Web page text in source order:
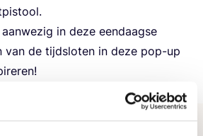
in deze een­daag­se
van de tijd­slo­ten in deze pop-up